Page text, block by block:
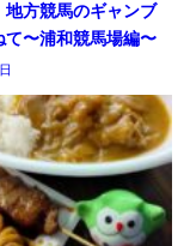
地方競馬のギャンブ
て〜浦和競馬場編〜